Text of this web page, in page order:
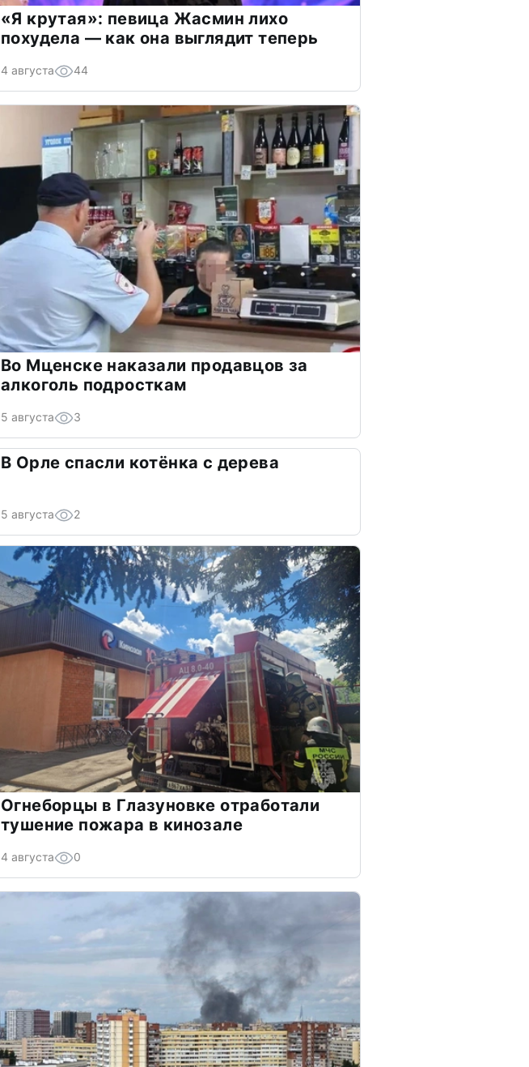
«Я крутая»: певица Жасмин лихо
похудела — как она выглядит теперь
4 августа 44
Во Мценске наказали продавцов за
алкоголь подросткам
5 августа 3
В Орле спасли котёнка с дерева
5 августа 2
Огнеборцы в Глазуновке отработали
тушение пожара в кинозале
4 августа 0